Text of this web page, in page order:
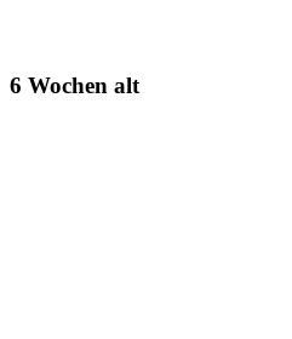
6 Wochen alt